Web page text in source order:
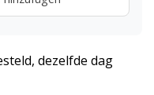
dezelfde dag